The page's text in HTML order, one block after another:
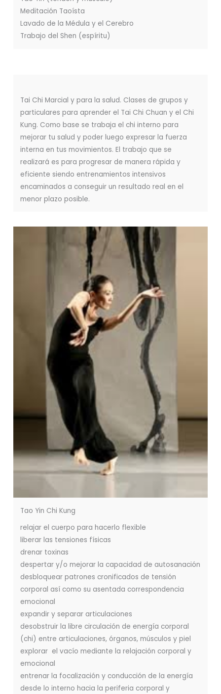
Meditación Taoísta
Lavado de la Médula y el Cerebro
Trabajo del Shen (espíritu)
Tai Chi Marcial y para la salud. Clases de grupos y
particulares para aprender el Tai Chi Chuan y el Chi
Kung. Como base se trabaja el chi interno para
mejorar tu salud y poder luego expresar la fuerza
interna en tus movimientos. El trabajo que se
realizará es para progresar de manera rápida y
eficiente siendo entrenamientos intensivos
encaminados a conseguir un resultado real en el
menor plazo posible.
Tao Yin Chi Kung
relajar el cuerpo para hacerlo flexible
liberar las tensiones físicas
drenar toxinas
despertar y/o mejorar la capacidad de autosanación
desbloquear patrones cronificados de tensión
corporal así como su asentada correspondencia
emocional
expandir y separar articulaciones
desobstruir la libre circulación de energía corporal
(chi) entre articulaciones, órganos, músculos y piel
explorar el vacío mediante la relajación corporal y
emocional
entrenar la focalización y conducción de la energía
desde lo interno hacia la periferia corporal y